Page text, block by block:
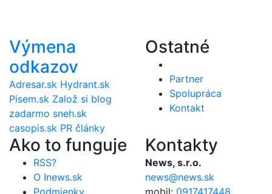
Výmena
odkazov
Adresar.sk Hydrant.sk
Pisem.sk Založ si blog
zadarmo sneh.sk
casopis.sk PR články
Ostatné
Partner
Spolupráca
Kontakt
Ako to funguje
RSS?
O Inews.sk
Kontakty
News, s.r.o.
news@news.sk